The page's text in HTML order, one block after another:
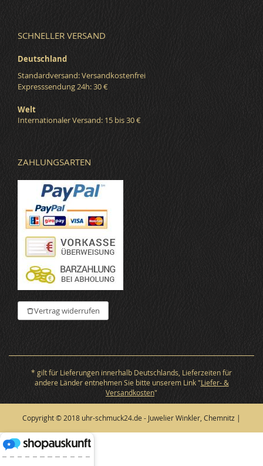
SCHNELLER VERSAND
Deutschland
Standardversand: Versandkostenfrei
Expresssendung 24h: 30 €
Welt
Internationaler Versand: 15 bis 30 €
ZAHLUNGSARTEN
Vertrag widerrufen
* gilt für Lieferungen innerhalb Deutschlands, Lieferzeiten für
andere Länder entnehmen Sie bitte unserem Link "Liefer- &
Versandkosten"
Copyright © 2018 uhr-schmuck24.de - Juwelier Winkler, Chemnitz |